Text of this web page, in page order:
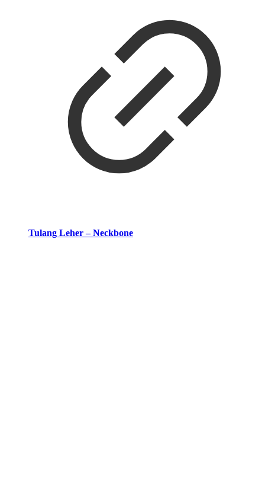
Tulang Leher – Neckbone